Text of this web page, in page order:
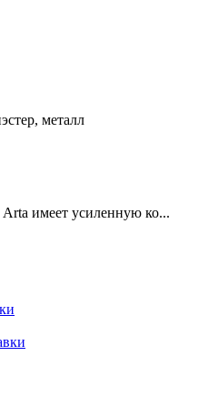
металл
имеет усиленную ко...